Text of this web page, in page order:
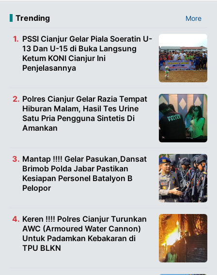
Trending More
PSSI Cianjur Gelar Piala Soeratin U-
13 Dan U-15 di Buka Langsung
Ketum KONI Cianjur Ini
Penjelasannya
Polres Cianjur Gelar Razia Tempat
Hiburan Malam, Hasil Tes Urine
Satu Pria Pengguna Sintetis Di
Amankan
Mantap !!!! Gelar Pasukan,Dansat
Brimob Polda Jabar Pastikan
Kesiapan Personel Batalyon B
Pelopor
Keren !!!! Polres Cianjur Turunkan
AWC (Armoured Water Cannon)
Untuk Padamkan Kebakaran di
TPU BLKN